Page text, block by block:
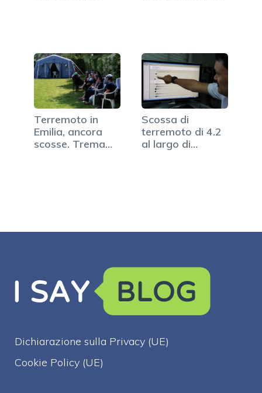
Terremoto in
Emilia, ancora
scosse. Trema
Scossa di
terremoto di 4.2
al largo di
Dichiarazione sulla Privacy (UE)
Cookie Policy (UE)